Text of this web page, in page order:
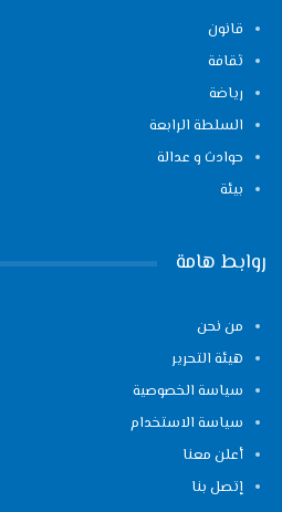
قانون
ثقافة
رياضة
السلطة الرابعة
حوادث و عدالة
بيئة
روابط هامة
من نحن
هيئة التحرير
سياسة الخصوصية
سياسة الاستخدام
أعلن معنا
إتصل بنا